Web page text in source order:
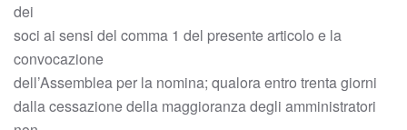
dei
soci ai sensi del comma 1 del presente articolo e la
convocazione
dell’Assemblea per la nomina; qualora entro trenta giorni
dalla cessazione della maggioranza degli amministratori